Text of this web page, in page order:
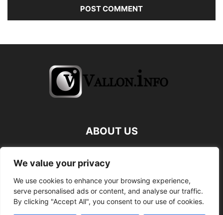
We value your privacy
We use cookies to enhance your browsing experience,
serve personalised ads or content, and analyse our traffic.
By clicking "Accept All", you consent to our use of cookies.
ABOUT US
FOLLOW US